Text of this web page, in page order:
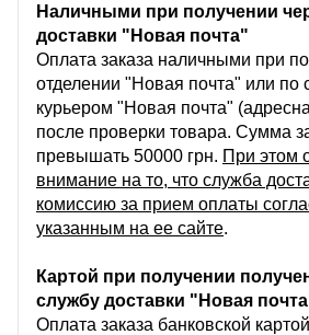
Наличными при получении
доставки "Новая почта"
Оплата заказа наличными при
отделении "Новая почта" или по
курьером "Новая почта"
после проверки товара. Сумма
превышать 50000 грн. При этом
внимание на то, что служба
комиссию за прием оплаты
указанным на ее сайте.
Картой при получении
службу доставки "Новая
Оплата заказа банковской